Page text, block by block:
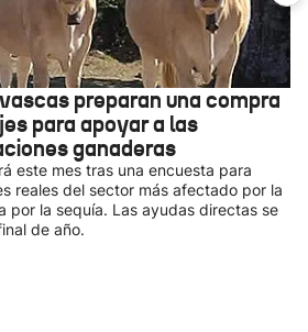
preparan una compra
para apoyar a las
ganaderas
este mes tras una encuesta para
reales del sector más afectado por la
por la sequía. Las ayudas directas se
de año.